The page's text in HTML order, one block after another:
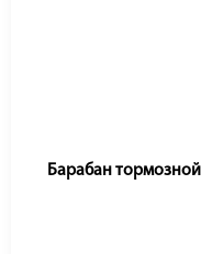
Барабан тормозной